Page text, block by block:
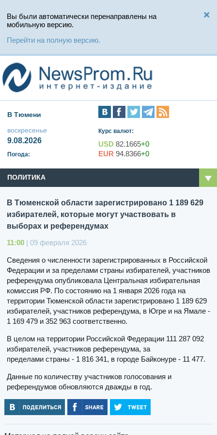
Вы были автоматически перенаправлены на
мобильную версию.
Перейти на полную версию.
В Тюмени
воскресенье
9.08.2026
Погода:
Курс валют:
USD 82.1665+0
EUR 94.8366+0
ПОЛИТИКА
В Тюменской области зарегистрировано 1 189 629
избирателей, которые могут участвовать в
выборах и референдумах
11:00 | 09 февраля 2026
Сведения о численности зарегистрированных в Российской
Федерации и за пределами страны избирателей, участников
референдума опубликовала Центральная избирательная
комиссия РФ. По состоянию на 1 января 2026 года на
территории Тюменской области зарегистрировано 1 189 629
избирателей, участников референдума, в Югре и на Ямале -
1 169 479 и 352 963 соответственно.
В целом на территории Российской Федерации 111 287 092
избирателей, участников референдума, за
пределами страны - 1 816 341, в городе Байконуре - 11 477.
Данные по количеству участников голосования и
референдумов обновляются дважды в год.